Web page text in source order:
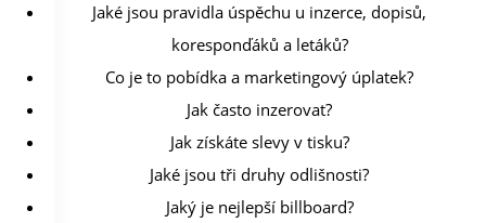
Jaké jsou pravidla úspěchu u inzerce, dopisů,
koresponďáků a letáků?
Co je to pobídka a marketingový úplatek?
Jak často inzerovat?
Jak získáte slevy v tisku?
Jaké jsou tři druhy odlišnosti?
Jaký je nejlepší billboard?